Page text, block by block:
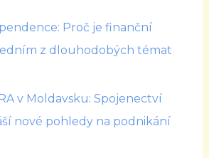
Proč je finanční
z dlouhodobých témat
v Moldavsku: Spojenectví
nové pohledy na podnikání